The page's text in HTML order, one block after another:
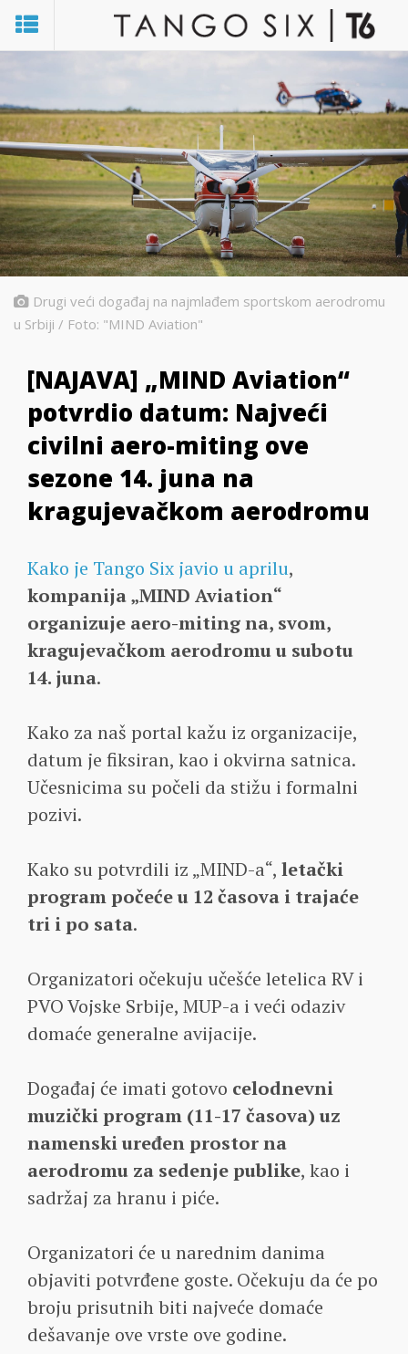
Drugi veći događaj na najmlađem sportskom aerodromu
u Srbiji / Foto: "MIND Aviation"
[NAJAVA] „MIND Aviation“
potvrdio datum: Najveći
civilni aero-miting ove
sezone 14. juna na
kragujevačkom aerodromu
Kako je Tango Six javio u aprilu,
kompanija „MIND Aviation“
organizuje aero-miting na, svom,
kragujevačkom aerodromu u subotu
14. juna.
Kako za naš portal kažu iz organizacije,
datum je fiksiran, kao i okvirna satnica.
Učesnicima su počeli da stižu i formalni
pozivi.
Kako su potvrdili iz „MIND-a“, letački
program počeće u 12 časova i trajaće
tri i po sata.
Organizatori očekuju učešće letelica RV i
PVO Vojske Srbije, MUP-a i veći odaziv
domaće generalne avijacije.
Događaj će imati gotovo celodnevni
muzički program (11-17 časova) uz
namenski uređen prostor na
aerodromu za sedenje publike, kao i
sadržaj za hranu i piće.
Organizatori će u narednim danima
objaviti potvrđene goste. Očekuju da će po
broju prisutnih biti najveće domaće
dešavanje ove vrste ove godine.